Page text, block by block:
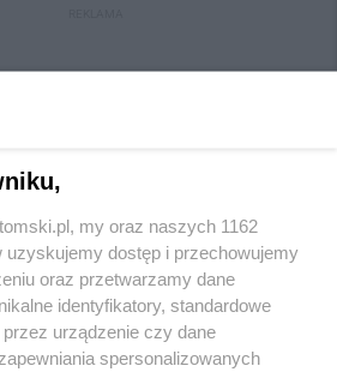
my oraz naszych 1162
uzyskujemy dostęp i przechowujemy
oraz przetwarzamy dane
identyfikatory, standardowe
przez urządzenie czy dane
spersonalizowanych